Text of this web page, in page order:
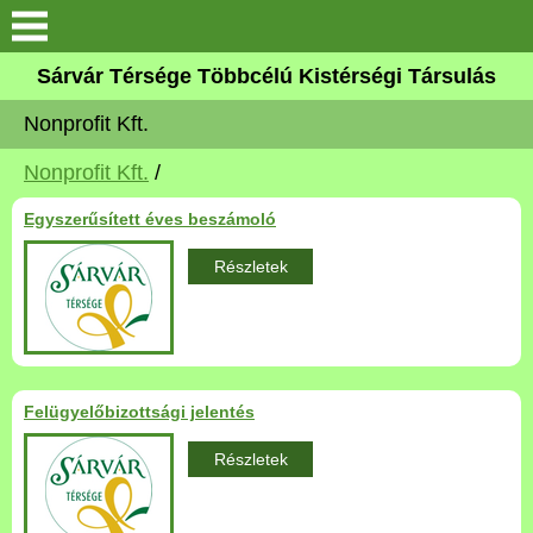
Keresés
Köszöntő
Társulás
Gyermekjóléti Szolgálat
Aktuális
Elérhetőségek
Településeink
Társulás szervei
Sárvár Térsége Többcélú Kistérségi Társulás
Nonprofit Kft.
Nonprofit Kft. /
Egyszerűsített éves beszámoló
Részletek
Felügyelőbizottsági jelentés
Részletek